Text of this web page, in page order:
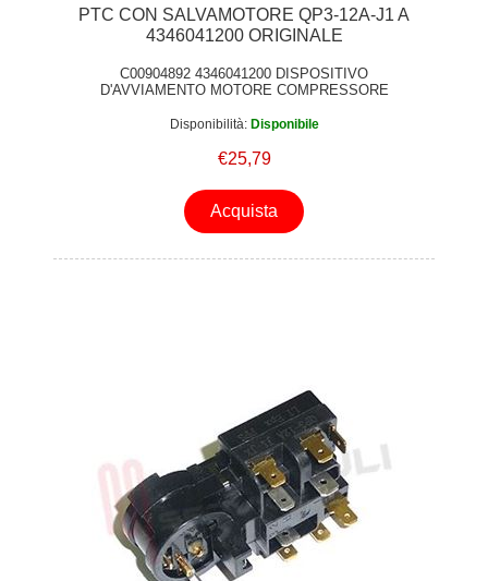
PTC CON SALVAMOTORE QP3-12A-J1 A
4346041200 ORIGINALE
C00904892 4346041200 DISPOSITIVO
D'AVVIAMENTO MOTORE COMPRESSORE
Disponibilità: Disponibile
€25,79
Acquista